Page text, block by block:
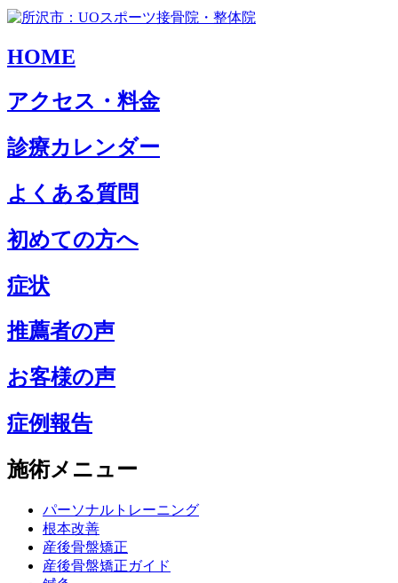
HOME
アクセス・料金
診療カレンダー
よくある質問
初めての方へ
症状
推薦者の声
お客様の声
症例報告
施術メニュー
パーソナルトレーニング
根本改善
産後骨盤矯正
産後骨盤矯正ガイド